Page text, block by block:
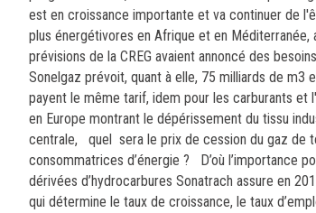
est en croissance importante et va continuer de
plus énergétivores en Afrique et en
prévisions de la CREG avaient annoncé des
Sonelgaz prévoit, quant à elle, 75 milliards de m3
payent le même tarif, idem pour les carburants et
en Europe montrant le dépérissement du tissu
centrale, quel sera le prix de cession du gaz de
consommatrices d’énergie ?
D’où l’importance
dérivées d’hydrocarbures Sonatrach assure en
qui détermine le taux de croissance, le taux